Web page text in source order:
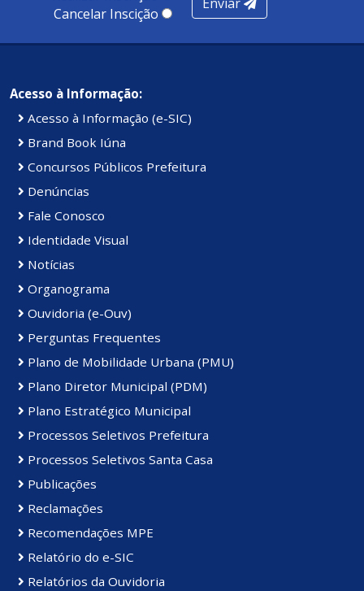
Cancelar Inscição
Acesso à Informação:
Acesso à Informação (e-SIC)
Brand Book Iúna
Concursos Públicos Prefeitura
Denúncias
Fale Conosco
Identidade Visual
Notícias
Organograma
Ouvidoria (e-Ouv)
Perguntas Frequentes
Plano de Mobilidade Urbana (PMU)
Plano Diretor Municipal (PDM)
Plano Estratégico Municipal
Processos Seletivos Prefeitura
Processos Seletivos Santa Casa
Publicações
Reclamações
Recomendações MPE
Relatório do e-SIC
Relatórios da Ouvidoria